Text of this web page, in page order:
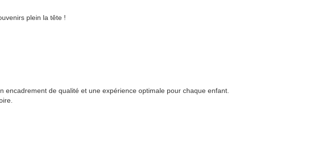
plein la tête !
de qualité et une expérience optimale pour chaque enfant.